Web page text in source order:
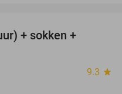
+ sokken +
9.3 star